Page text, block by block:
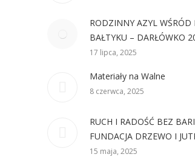
RODZINNY AZYL WŚRÓD
BAŁTYKU – DARŁÓWKO
17 lipca, 2025
Materiały na Walne
8 czerwca, 2025
RUCH I RADOŚĆ BEZ
FUNDACJA DRZEWO I
15 maja, 2025